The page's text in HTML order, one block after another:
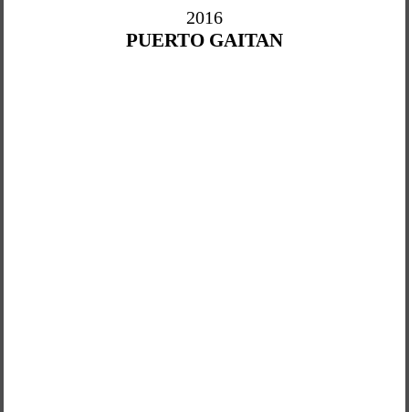
2016
PUERTO GAITAN